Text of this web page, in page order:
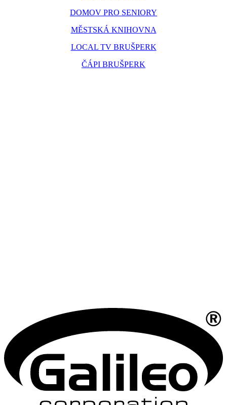
DOMOV PRO SENIORY
MĚSTSKÁ KNIHOVNA
LOCAL TV BRUŠPERK
ČÁPI BRUŠPERK